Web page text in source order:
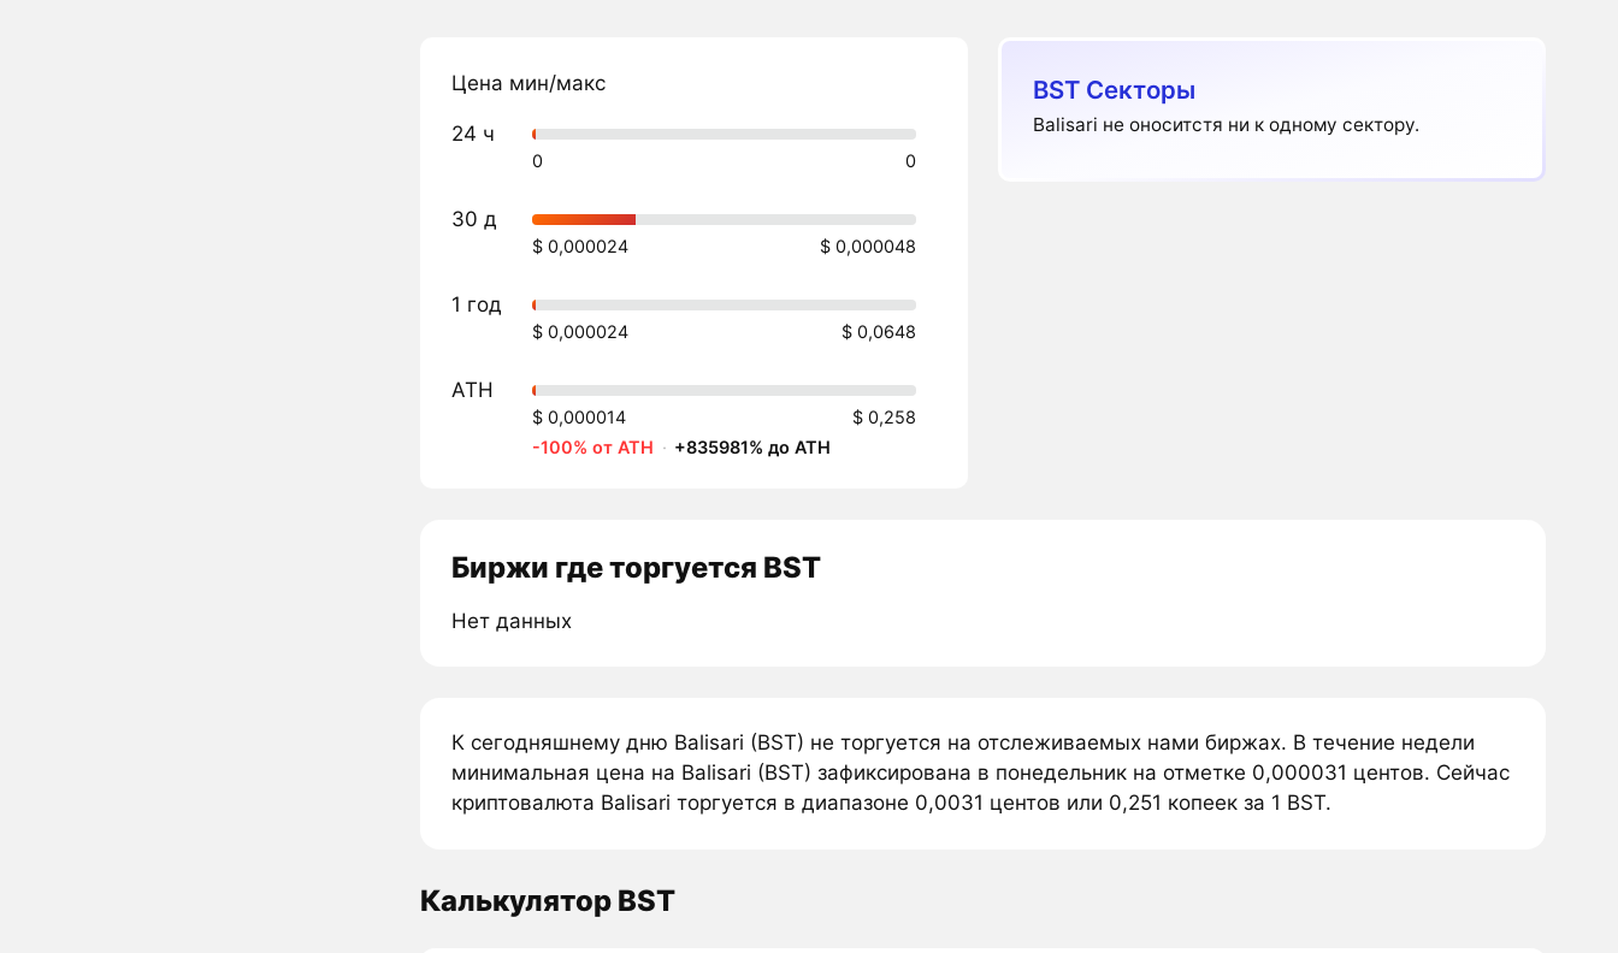
Цена мин/макс
24 ч
0 0
30 д
$ 0,000024 $ 0,000048
1 год
$ 0,000024 $ 0,0648
ATH
$ 0,000014
$ 0,258
-100% от ATH · +835981% до ATH
BST Секторы
Balisari не оноситстя ни к одному сектору.
Биржи где торгуется BST
Нет данных
К сегодняшнему дню Balisari (BST) не торгуется на отслеживаемых нами биржах. В течение недели
минимальная цена на Balisari (BST) зафиксирована в понедельник на отметке 0,000031 центов. Сейчас
криптовалюта Balisari торгуется в диапазоне 0,0031 центов или 0,251 копеек за 1 BST.
Калькулятор BST